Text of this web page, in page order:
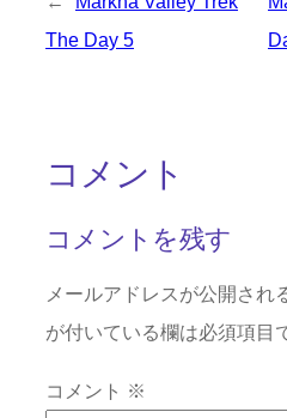
The Day 5
コメント
コメントを残す
メールアドレスが公開され
が付いている欄は必須項目
コメント ※